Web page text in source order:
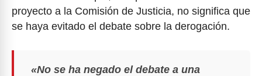
proyecto a la Comisión de Justicia, no significa que
se haya evitado el debate sobre la derogación.
«No se ha negado el debate a una